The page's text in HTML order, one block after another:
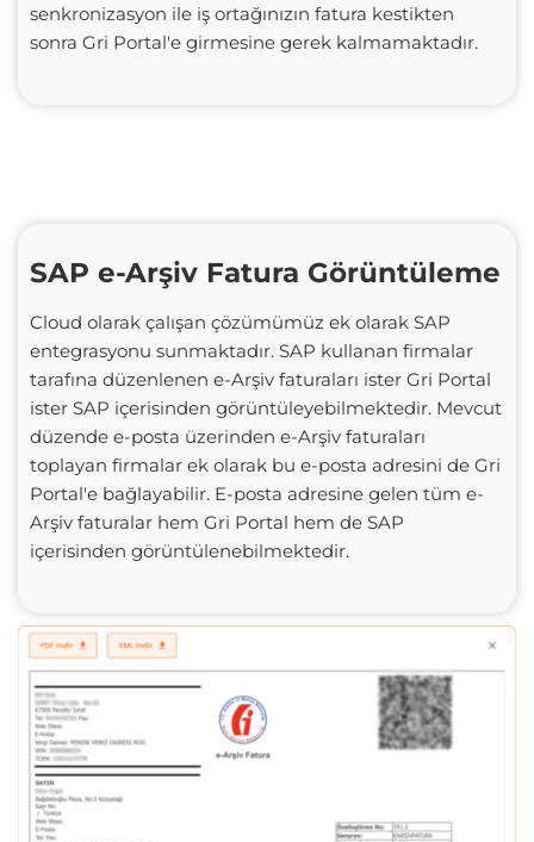
senkronizasyon ile iş ortağınızın fatura kestikten
sonra Gri Portal'e girmesine gerek kalmamaktadır.
SAP e-Arşiv Fatura Görüntüleme
Cloud olarak çalışan çözümümüz ek olarak SAP
entegrasyonu sunmaktadır. SAP kullanan firmalar
tarafına düzenlenen e-Arşiv faturaları ister Gri Portal
ister SAP içerisinden görüntüleyebilmektedir. Mevcut
düzende e-posta üzerinden e-Arşiv faturaları
toplayan firmalar ek olarak bu e-posta adresini de Gri
Portal'e bağlayabilir. E-posta adresine gelen tüm e-
Arşiv faturalar hem Gri Portal hem de SAP
içerisinden görüntülenebilmektedir.